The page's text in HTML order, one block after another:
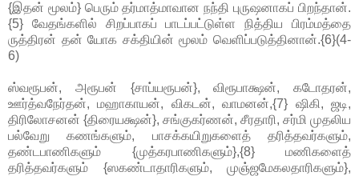
{இதன் மூலம்} பெரும் தர்மாத்மாவான நந்தி புருஷனாகப் பிறந்தான்.
{5} வேதங்களில் சிறப்பாகப் பாடப்பட்டுள்ள நித்திய பிரம்மத்தை
ருத்திரன் தன் யோக சக்தியின் மூலம் வெளிப்படுத்தினான்.{6}(4-
6)
ஸ்வரூபன், அரூபன் {சாப்யரூபன்}, விரூபாக்ஷன், கடோதரன்,
ஊர்த்வநேர்தன், மஹாகாயன், விகடன், வாமனன்,{7} ஷிகி, ஜடி,
திரிலோசனன் {திரையக்ஷன்}, சங்குகர்ணன், சீரதாரி, சர்மி முதலிய
பல்வேறு கணங்களும், பாசக்கயிறுகளைத் தரித்தவர்களும்,
தண்டபாணிகளும் {முத்கரபாணிகளும்},{8} மணிகளைத்
தரித்தவர்களும் {ஸகண்டாதாரிகளும், முஞ்ஜமேகலதாரிகளும்},